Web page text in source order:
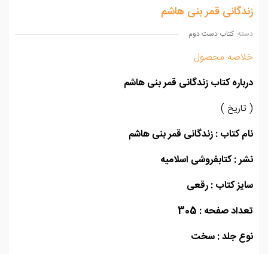
قمر بنی هاشم
کتاب دست دوم
محصول
کتاب زندگانی قمر بنی هاشم
)
کتاب : زندگانی قمر بنی هاشم
: کتابفروشی اسلامیه
کتاب : رقعی
صفحه : 305
جلد : سخت